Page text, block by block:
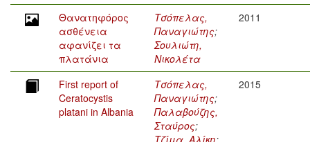
Θανατηφόρος
ασθένεια
αφανίζει τα
πλατάνια
Τσόπελας,
Παναγιώτης;
Σουλιώτη,
Νικολέτα
2011
First report of
Ceratocystis
platani in Albania
Τσόπελας,
Παναγιώτης;
Παλαβούζης,
Σταύρος;
2015